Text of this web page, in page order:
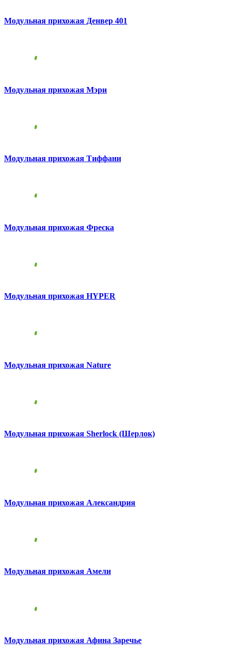
Модульная прихожая Денвер 401
Модульная прихожая Мэри
Модульная прихожая Тиффани
Модульная прихожая Фреска
Модульная прихожая HYPER
Модульная прихожая Nature
Модульная прихожая Sherlock (Шерлок)
Модульная прихожая Александрия
Модульная прихожая Амели
Модульная прихожая Афина Заречье